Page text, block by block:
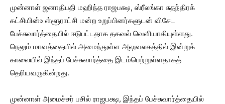
முன்னாள் ஜனாதிபதி மஹிந்த ராஜபக்ஷ, ஸ்ரீலங்கா சுதந்திரக்
கட்சியின்உ ள்ளூராட்சி மன்ற உறுப்பினர்களுடன் விசேட
பேச்சுவார்த்தையில் ஈடுபட்டதாக தகவல் வெளியாகியுள்ளது.
நெலும் மாவத்தையில் அமைந்துள்ள அலுவலகத்தில் இன்றுக்
காலையில் இந்தப் பேச்சுவார்த்தை இடம்பெற்றுள்ளதாகத்
தெரியவருகின்றது.
முன்னாள் அமைச்சர் பசில் ராஜபக்ஷ, இந்தப் பேச்சுவார்த்தையில்